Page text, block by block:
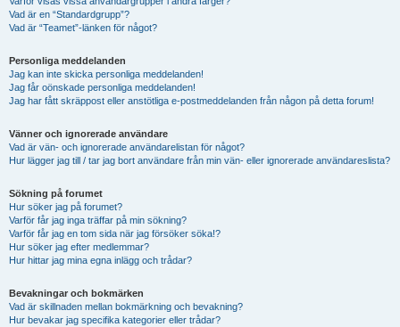
Vad är en “Standardgrupp”?
Vad är “Teamet”-länken för något?
Personliga meddelanden
Jag kan inte skicka personliga meddelanden!
Jag får oönskade personliga meddelanden!
Jag har fått skräppost eller anstötliga e-postmeddelanden från någon på detta forum!
Vänner och ignorerade användare
Vad är vän- och ignorerade användarelistan för något?
Hur lägger jag till / tar jag bort användare från min vän- eller ignorerade användareslista?
Sökning på forumet
Hur söker jag på forumet?
Varför får jag inga träffar på min sökning?
Varför får jag en tom sida när jag försöker söka!?
Hur söker jag efter medlemmar?
Hur hittar jag mina egna inlägg och trådar?
Bevakningar och bokmärken
Vad är skillnaden mellan bokmärkning och bevakning?
Hur bevakar jag specifika kategorier eller trådar?